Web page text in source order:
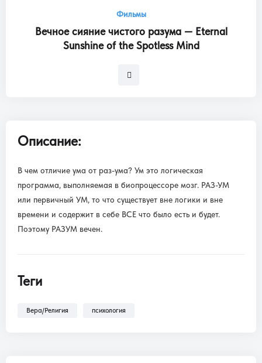
Фильмы
Вечное сияние чистого разума — Eternal
Sunshine of the Spotless Mind
Описание:
В чем отличие ума от раз-ума? Ум это логическая
программа, выполняемая в биопроцессоре мозг. РАЗ-УМ
или первичный УМ, то что существует вне логики и вне
времени и содержит в себе ВСЕ что было есть и будет.
Поэтому РАЗУМ вечен.
Теги
Вера/Религия психология